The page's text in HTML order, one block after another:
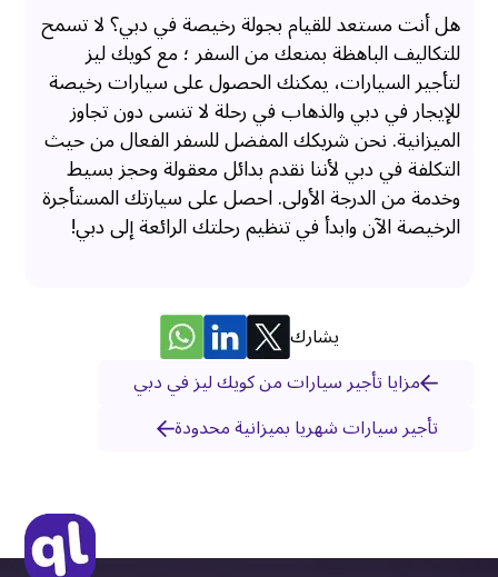
هل أنت مستعد للقيام بجولة رخيصة في دبي؟ لا تسمح
للتكاليف الباهظة بمنعك من السفر ؛ مع كويك ليز
لتأجير السيارات، يمكنك الحصول على سيارات رخيصة
للإيجار في دبي والذهاب في رحلة لا تنسى دون تجاوز
الميزانية. نحن شريكك المفضل للسفر الفعال من حيث
التكلفة في دبي لأننا نقدم بدائل معقولة وحجز بسيط
وخدمة من الدرجة الأولى. احصل على سيارتك المستأجرة
الرخيصة الآن وابدأ في تنظيم رحلتك الرائعة إلى دبي!
يشارك
مزايا تأجير سيارات من كويك ليز في دبي
تأجير سيارات شهريا بميزانية محدودة